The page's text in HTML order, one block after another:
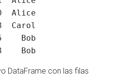
Alice
Carol
Bob
Bob
DataFrame con las filas